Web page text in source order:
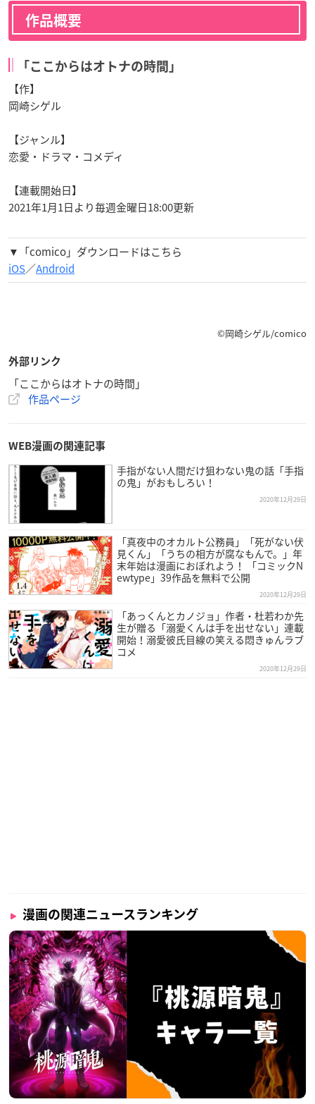
作品概要
「ここからはオトナの時間」
【作】
岡崎シゲル
【ジャンル】
恋愛・ドラマ・コメディ
【連載開始日】
2021年1月1日より毎週金曜日18:00更新
▼「comico」ダウンロードはこちら
iOS／Android
©岡崎シゲル/comico
外部リンク
「ここからはオトナの時間」
作品ページ
WEB漫画の関連記事
手指がない人間だけ狙わない鬼の話「手指
の鬼」がおもしろい！
2020年12月29日
「真夜中のオカルト公務員」「死がない伏
見くん」「うちの相方が腐なもんで。」年
末年始は漫画におぼれよう！ 「コミックN
ewtype」39作品を無料で公開
2020年12月29日
「あっくんとカノジョ」作者・杜若わか先
生が贈る「溺愛くんは手を出せない」連載
開始！溺愛彼氏目線の笑える悶きゅんラブ
コメ
2020年12月29日
漫画の関連ニュースランキング